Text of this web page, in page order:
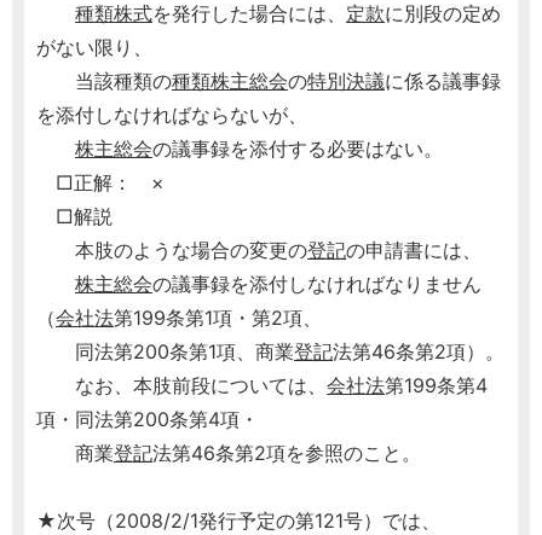
種類株式を発行した場合には、 定款に別段の定め
がない限り、
当該種類の種類株主総会の特別決議に係る議事録
を添付しなければならないが、
株主総会の議事録を添付する必要はない。
□正解： ×
□解説
本肢のような場合の変更の登記の申請書には、
株主総会の議事録を添付しなければなりません
（会社法第199条第1項・第2項、
同法第200条第1項、商業登記法第46条第2項）。
なお、本肢前段については、 会社法第199条第4
項・同法第200条第4項・
商業登記法第46条第2項を参照のこと。
★次号（2008/2/1発行予定の第121号）では、